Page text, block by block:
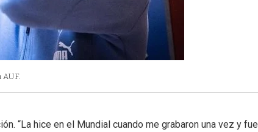
AUF.
“La hice en el Mundial cuando me grabaron una vez y fue